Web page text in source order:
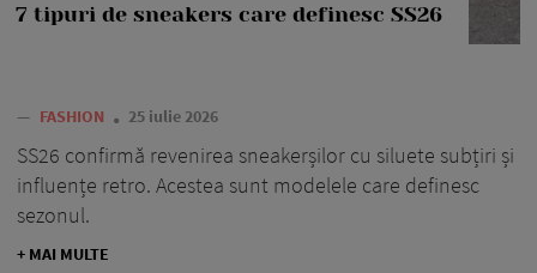
7 tipuri de sneakers care definesc SS26
— FASHION 25 iulie 2026
SS26 confirmă revenirea sneakerșilor cu siluete subțiri și
influențe retro. Acestea sunt modelele care definesc
sezonul.
+ MAI MULTE